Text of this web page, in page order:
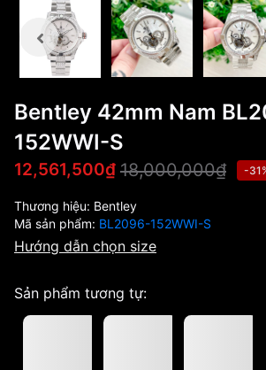
Bentley 42mm Nam
152WWI-S
12,561,500₫ 18,000,000₫ -
Thương hiệu: Bentley
Mã sản phẩm: BL2096-152WWI-S
Hướng dẫn chọn size
Sản phẩm tương tự: